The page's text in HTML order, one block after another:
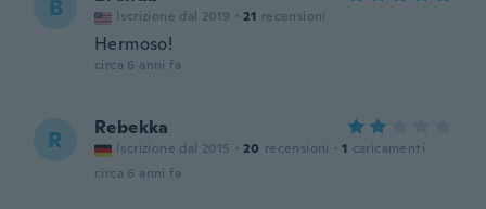
B Iscrizione dal 2019 · 21 recensioni
Hermoso!
circa 6 anni fa
R Rebekka
Iscrizione dal 2015 · 20 recensioni · 1 caricamenti
circa 6 anni fa